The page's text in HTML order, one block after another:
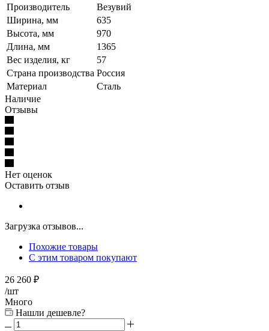
Производитель
Везувий
Ширина, мм
635
Высота, мм
970
Длина, мм
1365
Вес изделия, кг
57
Страна производства Россия
Материал
Сталь
Наличие
Отзывы
Нет оценок
Оставить отзыв
Загрузка отзывов...
Похожие товары
С этим товаром покупают
26 260 ₽
/шт
Много
Нашли дешевле?